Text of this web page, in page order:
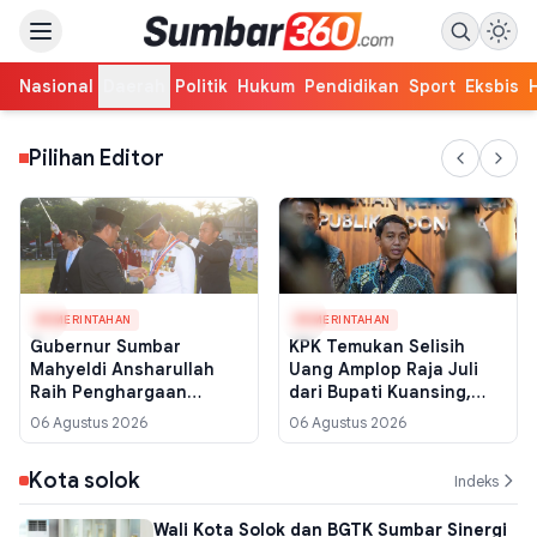
Nasional Politik Hukum Pendidikan Sport Eksbis
Pilihan Editor
PEMERINTAHAN
Gubernur Sumbar
Mahyeldi Ansharullah
Raih Penghargaan
Kartika Pamong Praja
Madya dari IPDN, Ini
06 Agustus 2026
PEMERINTAHAN
KPK Temukan Selisih
Uang Amplop Raja Juli
dari Bupati Kuansing,
Pengembalian Diduga
Tak Utuh
06 Agustus 2026
Kota solok Indeks
Wali Kota Solok dan BGTK Sumbar Sinergi